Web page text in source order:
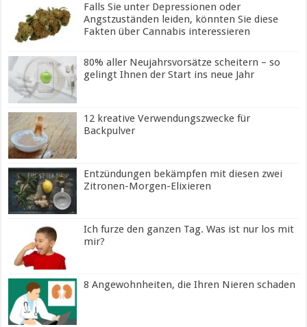
Falls Sie unter Depressionen oder
Angstzuständen leiden, könnten Sie diese
Fakten über Cannabis interessieren
80% aller Neujahrsvorsätze scheitern – so
gelingt Ihnen der Start ins neue Jahr
12 kreative Verwendungszwecke für
Backpulver
Entzündungen bekämpfen mit diesen zwei
Zitronen-Morgen-Elixieren
Ich furze den ganzen Tag. Was ist nur los mit
mir?
8 Angewohnheiten, die Ihren Nieren schaden